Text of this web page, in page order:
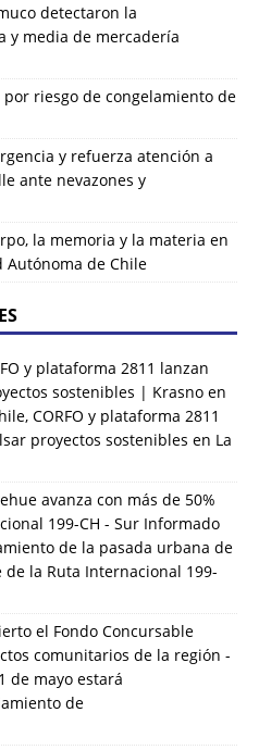
detectaron la
y media de mercadería
riesgo de congelamiento de
y refuerza atención a
ante nevazones y
la memoria y la materia en
Autónoma de Chile
y plataforma 2811 lanzan
sostenibles | Krasno en
CORFO y plataforma 2811
proyectos sostenibles en La
avanza con más de 50%
199-CH - Sur Informado
de la pasada urbana de
la Ruta Internacional 199-
el Fondo Concursable
comunitarios de la región -
de mayo estará
de